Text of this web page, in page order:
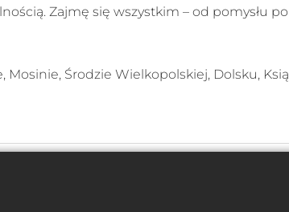
Zajmę się wszystkim – od pomysłu
Środzie Wielkopolskiej, Dolsku,